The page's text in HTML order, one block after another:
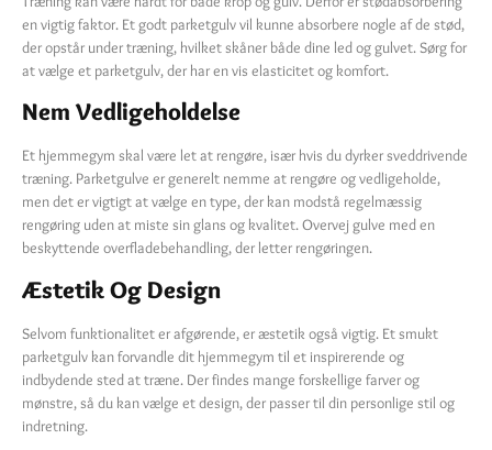
en vigtig faktor. Et godt parketgulv vil kunne absorbere nogle af de stød,
der opstår under træning, hvilket skåner både dine led og gulvet. Sørg for
at vælge et parketgulv, der har en vis elasticitet og komfort.
Nem Vedligeholdelse
Et hjemmegym skal være let at rengøre, især hvis du dyrker sveddrivende
træning. Parketgulve er generelt nemme at rengøre og vedligeholde,
men det er vigtigt at vælge en type, der kan modstå regelmæssig
rengøring uden at miste sin glans og kvalitet. Overvej gulve med en
beskyttende overfladebehandling, der letter rengøringen.
Æstetik Og Design
Selvom funktionalitet er afgørende, er æstetik også vigtig. Et smukt
parketgulv kan forvandle dit hjemmegym til et inspirerende og
indbydende sted at træne. Der findes mange forskellige farver og
mønstre, så du kan vælge et design, der passer til din personlige stil og
indretning.